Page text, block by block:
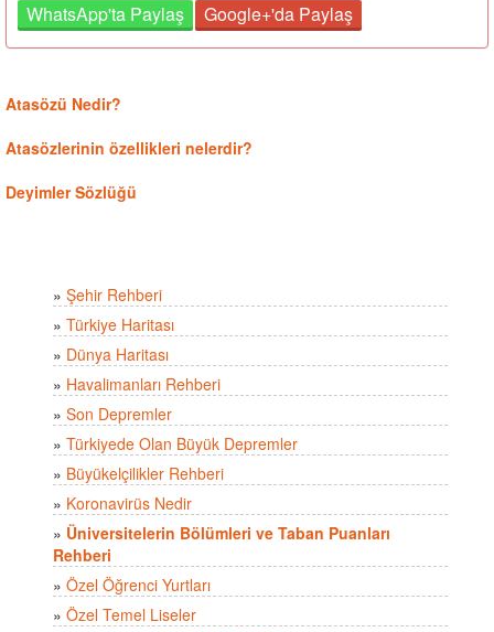
WhatsApp'ta Paylaş
Google+'da Paylaş
Atasözü Nedir?
Atasözlerinin özellikleri nelerdir?
Deyimler Sözlüğü
» Şehir Rehberi
» Türkiye Haritası
» Dünya Haritası
» Havalimanları Rehberi
» Son Depremler
» Türkiyede Olan Büyük Depremler
» Büyükelçilikler Rehberi
» Koronavirüs Nedir
» Üniversitelerin Bölümleri ve Taban Puanları
Rehberi
» Özel Öğrenci Yurtları
» Özel Temel Liseler